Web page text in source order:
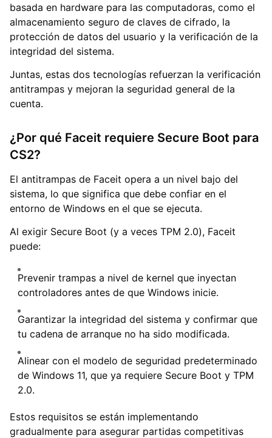
basada en hardware para las computadoras, como el
almacenamiento seguro de claves de cifrado, la
protección de datos del usuario y la verificación de la
integridad del sistema.
Juntas, estas dos tecnologías refuerzan la verificación
antitrampas y mejoran la seguridad general de la
cuenta.
¿Por qué Faceit requiere Secure Boot para
CS2?
El antitrampas de Faceit opera a un nivel bajo del
sistema, lo que significa que debe confiar en el
entorno de Windows en el que se ejecuta.
Al exigir Secure Boot (y a veces TPM 2.0), Faceit
puede:
Prevenir trampas a nivel de kernel que inyectan
controladores antes de que Windows inicie.
Garantizar la integridad del sistema y confirmar que
tu cadena de arranque no ha sido modificada.
Alinear con el modelo de seguridad predeterminado
de Windows 11, que ya requiere Secure Boot y TPM
2.0.
Estos requisitos se están implementando
gradualmente para asegurar partidas competitivas